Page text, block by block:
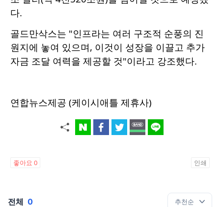
다.
골드만삭스는 "인프라는 여러 구조적 순풍의 진
원지에 놓여 있으며, 이것이 성장을 이끌고 추가
자금 조달 여력을 제공할 것"이라고 강조했다.
연합뉴스제공 (케이시애틀 제휴사)
좋아요 0 인쇄
전체 0